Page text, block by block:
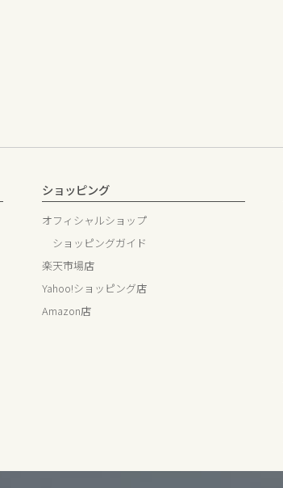
ショッピング
オフィシャルショップ
ショッピングガイド
楽天市場店
Yahoo!ショッピング店
Amazon店